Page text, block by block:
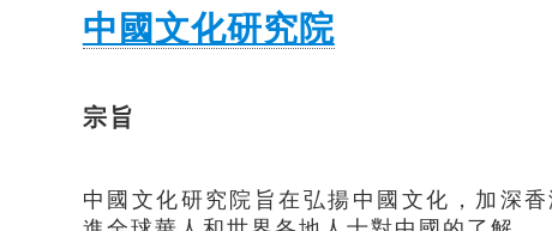
中國文化研究院
宗旨
中國文化研究院旨在弘揚中國文化，加深